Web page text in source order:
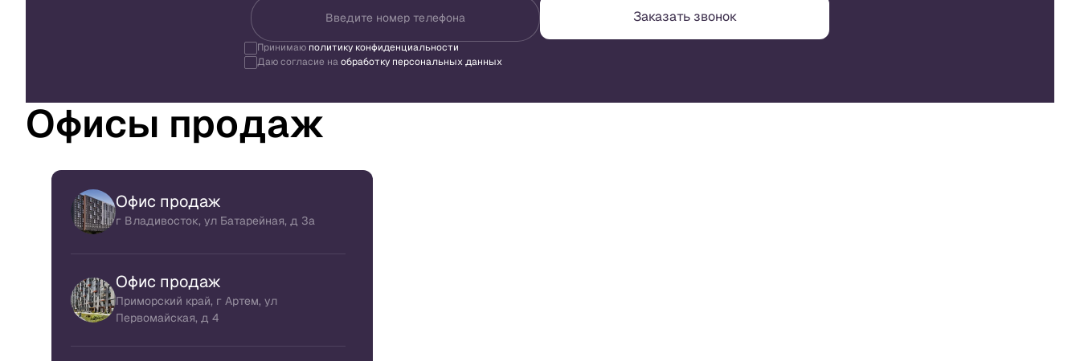
Введите номер телефона Заказать звонок
Принимаю политику конфиденциальности
Даю согласие наобработку персональных данных
Офисы продаж
Офис продаж
г Владивосток, ул Батарейная, д 3а
Офис продаж
Приморский край, г Артем, ул
Первомайская, д 4